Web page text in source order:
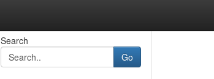
Search
Go